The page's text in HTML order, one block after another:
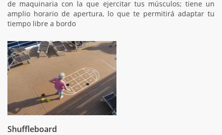
de maquinaria con la que ejercitar tus músculos; tiene un
amplio horario de apertura, lo que te permitirá adaptar tu
tiempo libre a bordo
Shuffleboard